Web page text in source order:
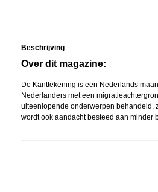
Beschrijving
Over dit magazine:
De Kanttekening is een Nederlands
Nederlanders met een
uiteenlopende onderwerpen behandeld,
wordt ook aandacht besteed aan minder